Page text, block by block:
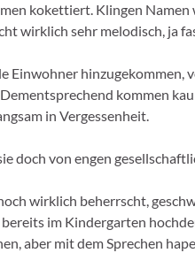
kokettiert. Klingen Namen
wirklich sehr melodisch, ja
Einwohner hinzugekommen,
kommen
in Vergessenheit.
doch von engen
wirklich beherrscht,
im Kindergarten
aber mit dem Sprechen